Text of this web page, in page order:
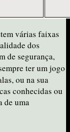
várias faixas
dos
de segurança,
ter um jogo
ou na sua
conhecidas ou
de uma